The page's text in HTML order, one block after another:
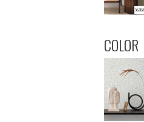
COLOR